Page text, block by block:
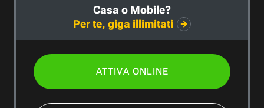
Casa o Mobile?
Per te, giga illimitati
ATTIVA ONLINE